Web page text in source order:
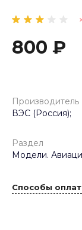
800 ₽
Производитель
ВЭС (Россия);
Раздел
Модели.
Способы